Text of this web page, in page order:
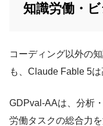
知識労働・
コーディング以外の
も、Claude Fable 5
GDPval-AAは、分析
労働タスクの総合力